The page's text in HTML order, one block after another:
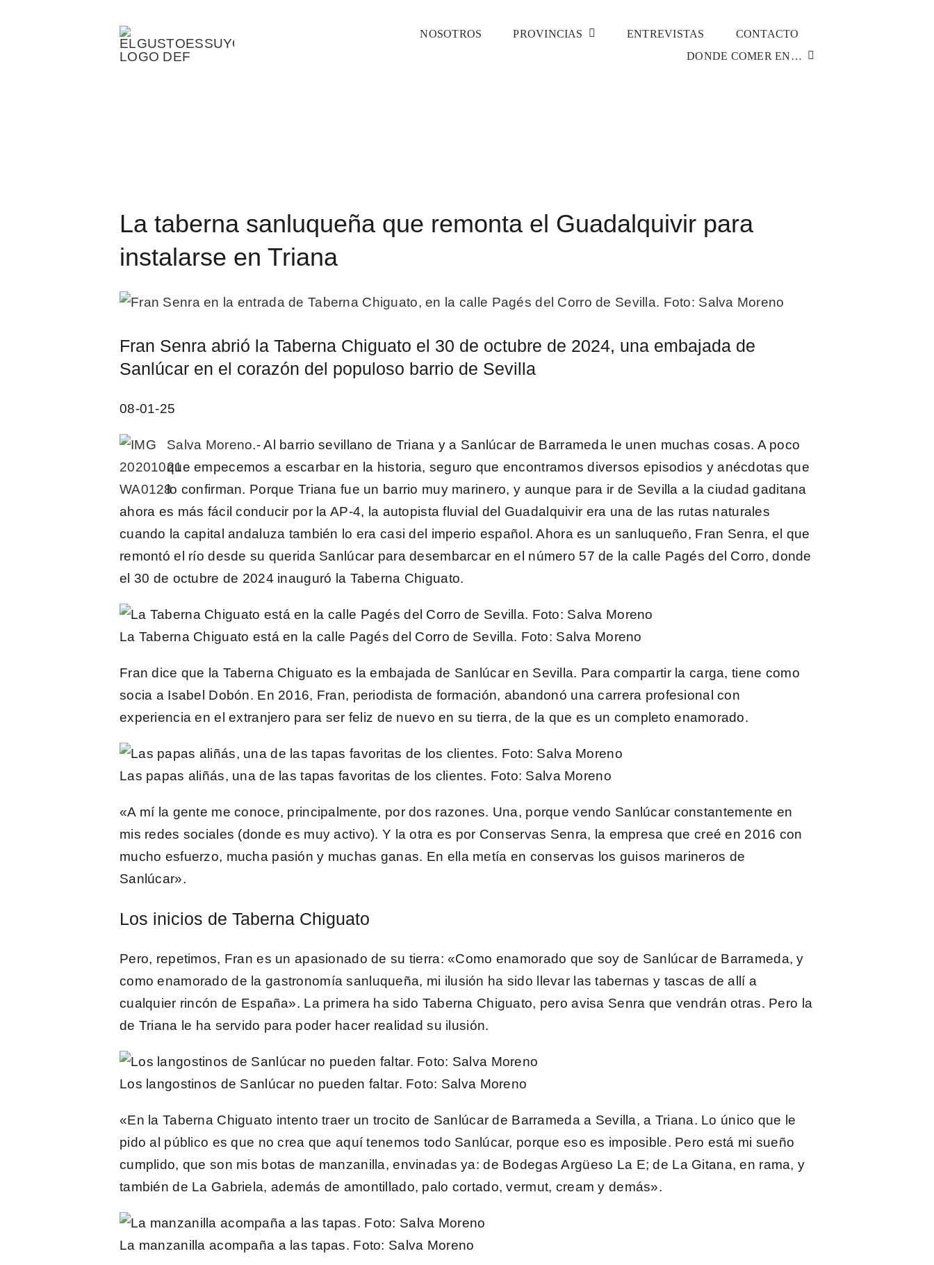
NOSOTROS PROVINCIAS ENTREVISTAS
CONTACTO
DONDE COMER EN…
La taberna sanluqueña que remonta el Guadalquivir para
instalarse en Triana
Ver
más
grande
Fran Senra abrió la Taberna Chiguato el 30 de octubre de 2024, una embajada de
Sanlúcar en el corazón del populoso barrio de Sevilla
08-01-25
Salva Moreno.- Al barrio sevillano de Triana y a Sanlúcar de Barrameda le unen muchas cosas. A poco
que empecemos a escarbar en la historia, seguro que encontramos diversos episodios y anécdotas que
lo confirman. Porque Triana fue un barrio muy marinero, y aunque para ir de Sevilla a la ciudad gaditana
ahora es más fácil conducir por la AP-4, la autopista fluvial del Guadalquivir era una de las rutas naturales
cuando la capital andaluza también lo era casi del imperio español. Ahora es un sanluqueño, Fran Senra, el que
remontó el río desde su querida Sanlúcar para desembarcar en el número 57 de la calle Pagés del Corro, donde
el 30 de octubre de 2024 inauguró la Taberna Chiguato.
La Taberna Chiguato está en la calle Pagés del Corro de Sevilla. Foto: Salva Moreno
Fran dice que la Taberna Chiguato es la embajada de Sanlúcar en Sevilla. Para compartir la carga, tiene como
socia a Isabel Dobón. En 2016, Fran, periodista de formación, abandonó una carrera profesional con
experiencia en el extranjero para ser feliz de nuevo en su tierra, de la que es un completo enamorado.
Las papas aliñás, una de las tapas favoritas de los clientes. Foto: Salva Moreno
«A mí la gente me conoce, principalmente, por dos razones. Una, porque vendo Sanlúcar constantemente en
mis redes sociales (donde es muy activo). Y la otra es por Conservas Senra, la empresa que creé en 2016 con
mucho esfuerzo, mucha pasión y muchas ganas. En ella metía en conservas los guisos marineros de
Sanlúcar».
Los inicios de Taberna Chiguato
Pero, repetimos, Fran es un apasionado de su tierra: «Como enamorado que soy de Sanlúcar de Barrameda, y
como enamorado de la gastronomía sanluqueña, mi ilusión ha sido llevar las tabernas y tascas de allí a
cualquier rincón de España». La primera ha sido Taberna Chiguato, pero avisa Senra que vendrán otras. Pero la
de Triana le ha servido para poder hacer realidad su ilusión.
Los langostinos de Sanlúcar no pueden faltar. Foto: Salva Moreno
«En la Taberna Chiguato intento traer un trocito de Sanlúcar de Barrameda a Sevilla, a Triana. Lo único que le
pido al público es que no crea que aquí tenemos todo Sanlúcar, porque eso es imposible. Pero está mi sueño
cumplido, que son mis botas de manzanilla, envinadas ya: de Bodegas Argüeso La E; de La Gitana, en rama, y
también de La Gabriela, además de amontillado, palo cortado, vermut, cream y demás».
La manzanilla acompaña a las tapas. Foto: Salva Moreno